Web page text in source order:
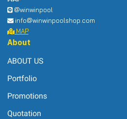
@winwinpool
info@winwinpoolshop.com
MAP
About
ABOUT US
Portfolio
Promotions
Quotation